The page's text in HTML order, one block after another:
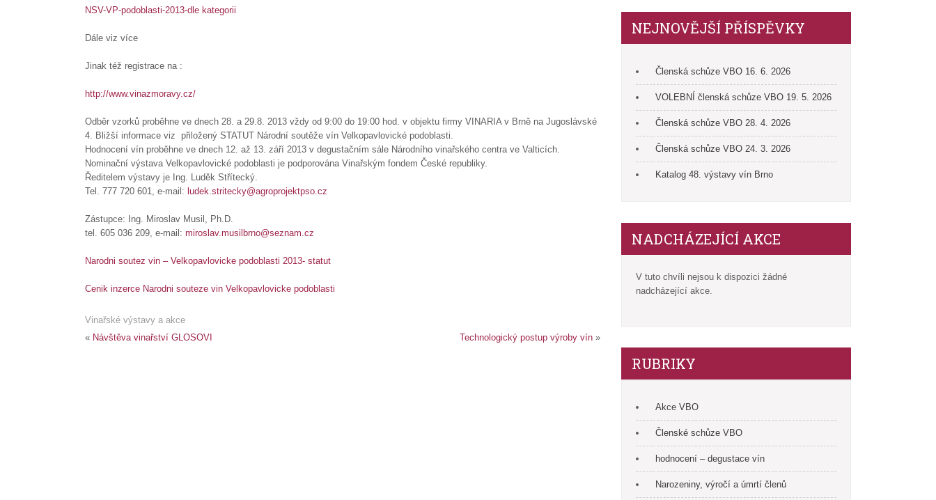
NSV-VP-podoblasti-2013-dle kategorii
Dále viz více
Jinak též registrace na :
http://www.vinazmoravy.cz/
Odběr vzorků proběhne ve dnech 28. a 29.8. 2013 vždy od 9:00 do 19:00 hod. v objektu firmy VINARIA v Brně na Jugoslávské
4. Bližší informace viz přiložený STATUT Národní soutěže vín Velkopavlovické podoblasti.
Hodnocení vín proběhne ve dnech 12. až 13. září 2013 v degustačním sále Národního vinařského centra ve Valticích.
Nominační výstava Velkopavlovické podoblasti je podporována Vinařským fondem České republiky.
Ředitelem výstavy je Ing. Luděk Střítecký.
Tel. 777 720 601, e-mail: ludek.stritecky@agroprojektpso.cz
Zástupce: Ing. Miroslav Musil, Ph.D.
tel. 605 036 209, e-mail: miroslav.musilbrno@seznam.cz
Narodni soutez vin – Velkopavlovicke podoblasti 2013- statut
Cenik inzerce Narodni souteze vin Velkopavlovicke podoblasti
Vinařské výstavy a akce
« Návštěva vinařství GLOSOVI Technologický postup výroby vín »
NEJNOVĚJŠÍ PŘÍSPĚVKY
Členská schůze VBO 16. 6. 2026
VOLEBNÍ členská schůze VBO 19. 5. 2026
Členská schůze VBO 28. 4. 2026
Členská schůze VBO 24. 3. 2026
Katalog 48. výstavy vín Brno
NADCHÁZEJÍCÍ AKCE
V tuto chvíli nejsou k dispozici žádné
nadcházející akce.
RUBRIKY
Akce VBO
Členské schůze VBO
hodnocení – degustace vín
Narozeniny, výročí a úmrtí členů